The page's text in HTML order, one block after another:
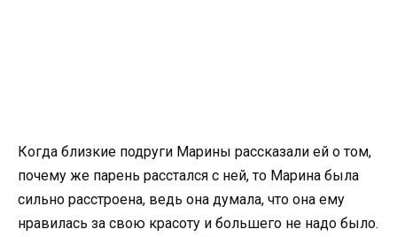
Когда близкие подруги Марины рассказали ей о том,
почему же парень расстался с ней, то Марина была
сильно расстроена, ведь она думала, что она ему
нравилась за свою красоту и большего не надо было.